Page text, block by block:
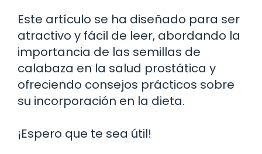
Este artículo se ha diseñado para ser
atractivo y fácil de leer, abordando la
importancia de las semillas de
calabaza en la salud prostática y
ofreciendo consejos prácticos sobre
su incorporación en la dieta.
¡Espero que te sea útil!